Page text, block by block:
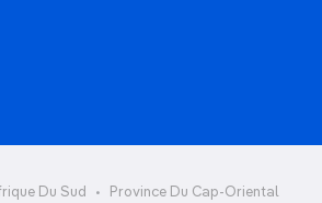
Du Sud
Province Du Cap-Oriental